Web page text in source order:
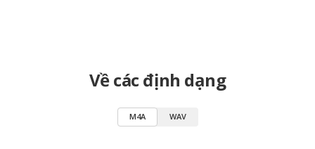
Về các định dạng
M4A WAV